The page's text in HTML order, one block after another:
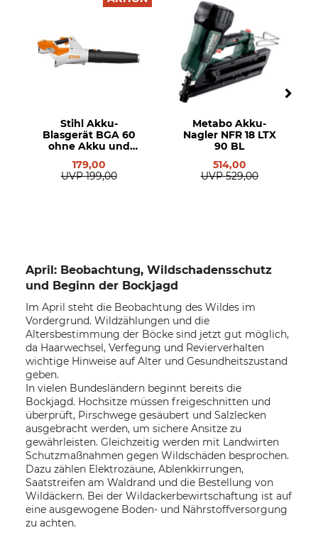
Stihl Akku-
Blasgerät BGA 60
ohne Akku und
179,00
UVP 199,00
Metabo Akku-
Nagler NFR 18 LTX
90 BL
514,00
UVP 529,00
April: Beobachtung, Wildschadensschutz
und Beginn der Bockjagd
Im April steht die Beobachtung des Wildes im
Vordergrund. Wildzählungen und die
Altersbestimmung der Böcke sind jetzt gut möglich,
da Haarwechsel, Verfegung und Revierverhalten
wichtige Hinweise auf Alter und Gesundheitszustand
geben.
In vielen Bundesländern beginnt bereits die
Bockjagd. Hochsitze müssen freigeschnitten und
überprüft, Pirschwege gesäubert und Salzlecken
ausgebracht werden, um sichere Ansitze zu
gewährleisten. Gleichzeitig werden mit Landwirten
Schutzmaßnahmen gegen Wildschäden besprochen.
Dazu zählen Elektrozäune, Ablenkkirrungen,
Saatstreifen am Waldrand und die Bestellung von
Wildäckern. Bei der Wildackerbewirtschaftung ist auf
eine ausgewogene Boden- und Nährstoffversorgung
zu achten.